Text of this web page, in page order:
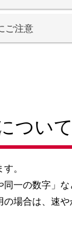
ご注意
つい
。
同一の数字」な
の場合は、速や